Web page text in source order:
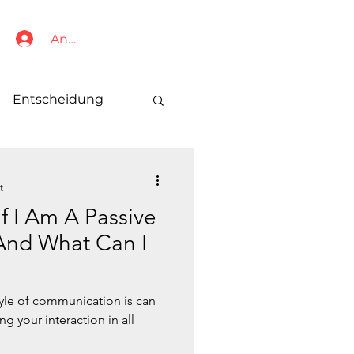
Anmelden
Entscheidung
I Am A Passive
What Can I
of communication is can
your interaction in all